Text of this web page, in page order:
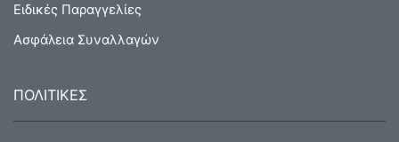
Ειδικές Παραγγελίες
Ασφάλεια Συναλλαγών
ΠΟΛΙΤΙΚΕΣ